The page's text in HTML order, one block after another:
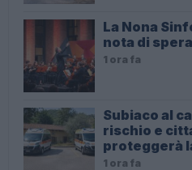
La Nona
nota di
1 ora fa
Subiaco al
rischio e
proteggerà
1 ora fa